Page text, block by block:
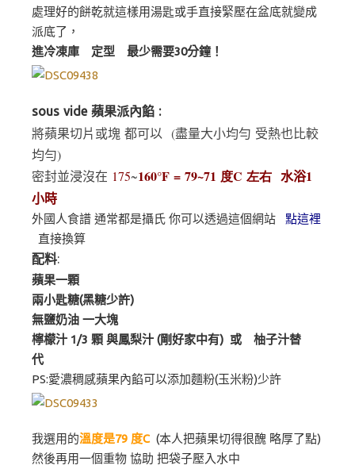
處理好的餅乾就這樣用湯匙或手直接緊壓在盆底就變成
派底了，
進冷凍庫 定型 最少需要30分鐘！
sous vide 蘋果派內餡 :
將蘋果切片或塊 都可以 (盡量大小均勻 受熱也比較
均勻)
密封並浸沒在 175~160°F = 79~71 度C 左右 水浴1
小時
外國人食譜 通常都是攝氏 你可以透過這個網站
點這裡
直接換算
配料:
蘋果一顆
兩小匙糖(黑糖少許)
無鹽奶油 一大塊
檸檬汁 1/3 顆 與鳳梨汁 (剛好家中有) 或 柚子汁替
代
PS:愛濃稠感蘋果內餡可以添加麵粉(玉米粉)少許
我選用的溫度是79 度C(本人把蘋果切得很醜 略厚了點)
然後再用一個重物 協助 把袋子壓入水中